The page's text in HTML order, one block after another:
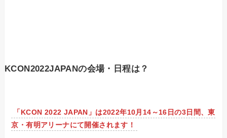
KCON2022JAPANの会場・日程は？
「KCON 2022 JAPAN」は2022年10月14～16日の3日間、東
京・有明アリーナにて開催されます！